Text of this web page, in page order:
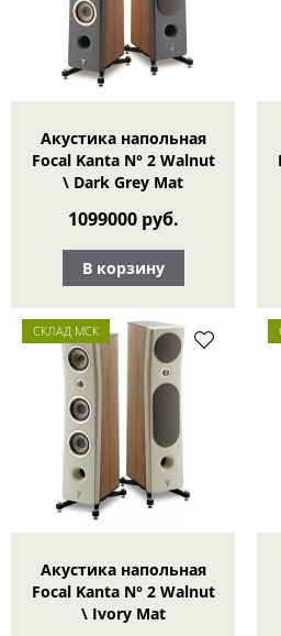
Акустика напольная
Focal Kanta N° 2 Walnut
\ Dark Grey Mat
1099000 руб.
В корзину
СКЛАД МСК
Акустика напольная
Focal Kanta N° 2 Walnut
\ Ivory Mat